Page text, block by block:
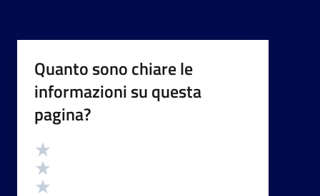
Quanto sono chiare le
informazioni su questa
pagina?
Valutazione